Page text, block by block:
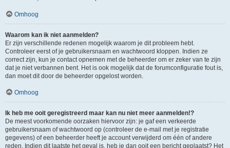
Omhoog
Waarom kan ik niet aanmelden?
Er zijn verschillende redenen mogelijk waarom je dit probleem hebt.
Controleer eerst of je gebruikersnaam en wachtwoord kloppen. Indien ze
correct zijn, kun je contact opnemen met de beheerder om er zeker van te zijn
dat je niet verbannen bent. Het is ook mogelijk dat de forumconfiguratie fout is,
dan moet dit door de beheerder opgelost worden.
Omhoog
Ik heb me ooit geregistreerd maar kan nu niet meer aanmelden!?
De meest voorkomende oorzaken hiervoor zijn: je gaf een verkeerde
gebruikersnaam of wachtwoord op (controleer de e-mail met je registratie
gegevens) of een beheerder heeft je account verwijderd om één of andere
reden. Indien dit laatste het geval is, heb je dan ooit een bericht geplaatst? Het